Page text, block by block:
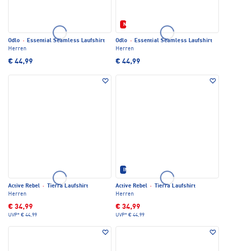
Odlo · Essential Seamless Laufshirt
Herren
€ 44,99
Neu
Odlo · Essential Seamless Laufshirt
Herren
€ 44,99
Active Rebel ·
Tierra Laufshirt
Herren
€ 34,99
UVP* € 44,99
IM SET ERHÄLTLICH
Active Rebel ·
Tierra Laufshirt
Herren
€ 34,99
UVP* € 44,99